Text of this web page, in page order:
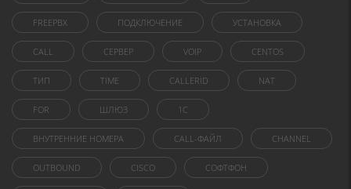
FREEPBX ПОДКЛЮЧЕНИЕ УСТАНОВКА
CALL СЕРВЕР VOIP CENTOS
ТИП TIME CALLERID NAT
FOR ШЛЮЗ 1C
ВНУТРЕННИЕ НОМЕРА CALL-ФАЙЛ CHANNEL
OUTBOUND CISCO СОФТФОН